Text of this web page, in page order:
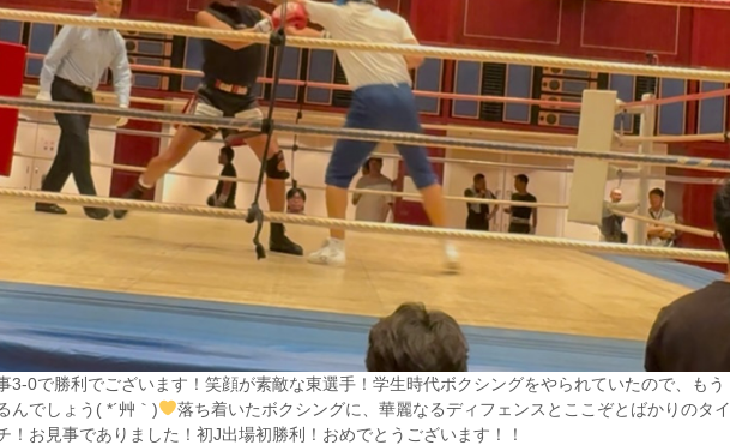
3-0で勝利でございます！笑顔が素敵な東選手！学生時代ボクシングをやられていたので、もう
んでしょう( *´艸｀)
落ち着いたボクシングに、華麗なるディフェンスとここぞとばかりのタイ
！お見事でありました！初J出場初勝利！おめでとうございます！！